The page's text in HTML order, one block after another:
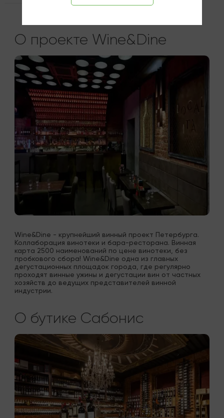
О проекте Wine&Dine
Wine&Dine - крупнейший винный проект Петербурга.
Коллаборация винотеки и бара-ресторана. Винная
карта 2500 наименований по цене винотеки, без
пробкового сбора! Wine&Dine одна из главных
дегустационных площадок города, где регулярно
проходят винные ужины и дегустации вин от частных
хозяйств до ведущих представителей винной
индустрии.
О бутике Сабонис